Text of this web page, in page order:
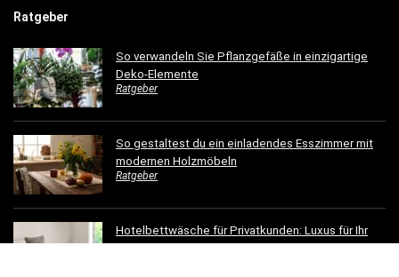
Ratgeber
So verwandeln Sie Pflanzgefäße in einzigartige
Deko-Elemente
Ratgeber
So gestaltest du ein einladendes Esszimmer mit
modernen Holzmöbeln
Ratgeber
Hotelbettwäsche für Privatkunden: Luxus für Ihr